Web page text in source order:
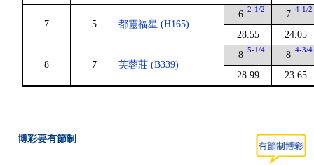
7 5 都靈福星 (H165)
6 2-1/2
28.55
7 4-1/2
24.05
8 7 芙蓉莊 (B339)
8 5-1/4
28.99
8 4-3/4
23.65
博彩要有節制